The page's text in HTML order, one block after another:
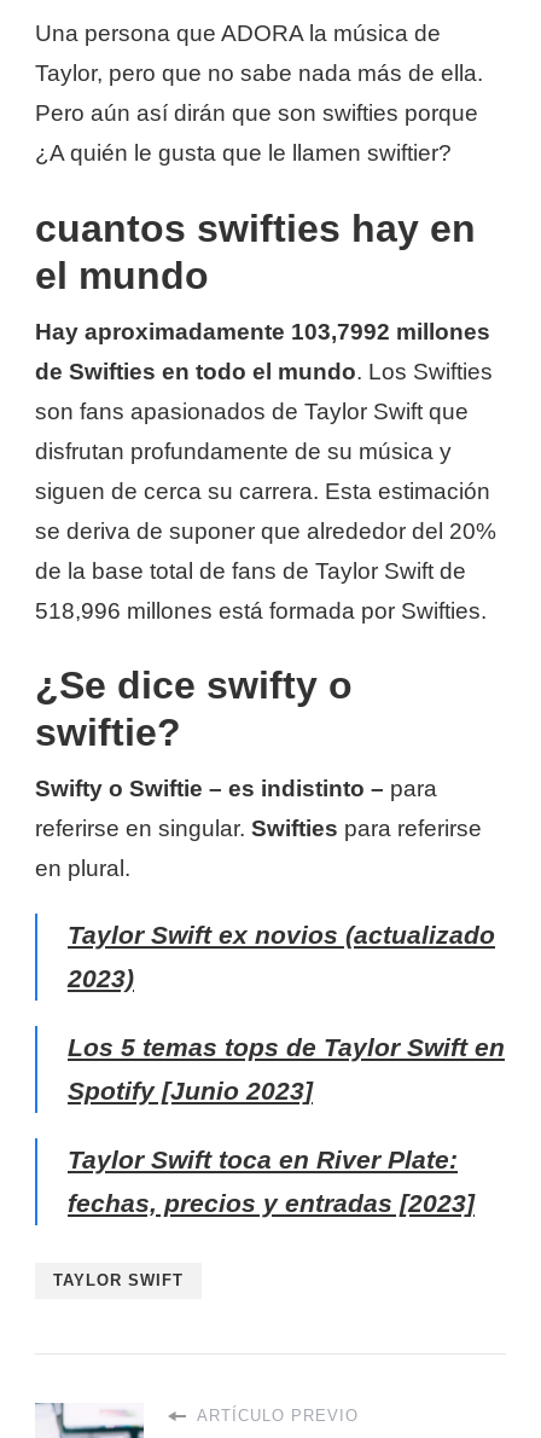
Una persona que ADORA la música de
Taylor, pero que no sabe nada más de ella.
Pero aún así dirán que son swifties porque
¿A quién le gusta que le llamen swiftier?
cuantos swifties hay en
el mundo
Hay aproximadamente 103,7992 millones
de Swifties en todo el mundo. Los Swifties
son fans apasionados de Taylor Swift que
disfrutan profundamente de su música y
siguen de cerca su carrera. Esta estimación
se deriva de suponer que alrededor del 20%
de la base total de fans de Taylor Swift de
518,996 millones está formada por Swifties.
¿Se dice swifty o
swiftie?
Swifty o Swiftie – es indistinto – para
referirse en singular. Swifties para referirse
en plural.
Taylor Swift ex novios (actualizado
2023)
Los 5 temas tops de Taylor Swift en
Spotify [Junio 2023]
Taylor Swift toca en River Plate:
fechas, precios y entradas [2023]
TAYLOR SWIFT
ARTÍCULO PREVIO